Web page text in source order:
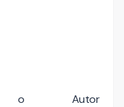
o Autor